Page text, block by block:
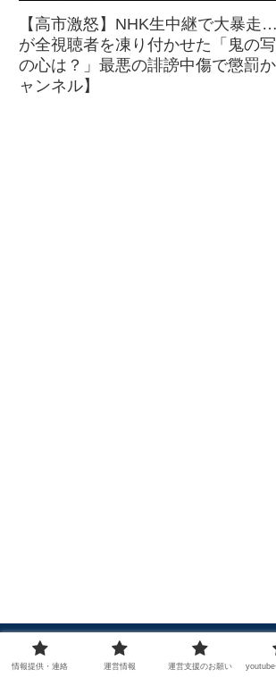
【高市激怒】NHK生中継で大暴走
が全視聴者を凍り付かせた「鬼の
の心は？」最悪の誹謗中傷で懲罰
ャンネル】
情報提供・連絡 運営情報 運営支援のお願い